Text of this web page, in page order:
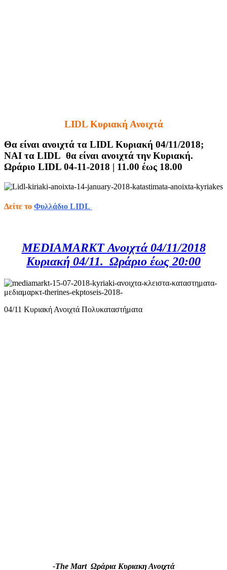
LIDL Κυριακή Ανοιχτά
Θα είναι ανοιχτά τα LIDL Κυριακή 04/11/2018;
ΝΑΙ τα LIDL θα είναι ανοιχτά την Κυριακή.
Ωράριο LIDL 04-11-2018 | 11.00 έως 18.00
Δείτε το Φυλλάδιο LIDL
MEDIAMARKT Ανοιχτά 04/11/2018
Κυριακή 04/11. Ωράριo έως 20:00
04/11 Κυριακή Ανοιχτά Πολυκαταστήματα
-The Mart Ωράρια Κυριακη Ανοιχτά